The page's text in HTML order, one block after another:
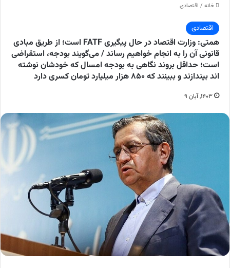
خانه / اقتصادی
اقتصادی
همتی: وزارت اقتصاد در حال پیگیری FATF است؛ از طریق مبادی
قانونی آن را به انجام خواهیم رساند / می‌گویند بودجه، استقراضی
است؛ حداقل بروند نگاهی به بودجه امسال که خودشان نوشته
اند بیندازند و ببینند که ۸۵۰ هزار میلیارد تومان کسری دارد
۱۴۰۳, آبان ۹